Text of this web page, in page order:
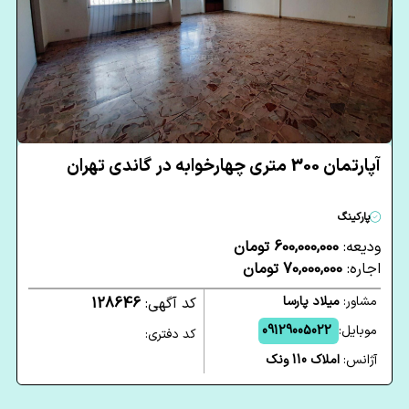
آپارتمان 300 متری چهارخوابه در گاندی تهران
پارکینگ
ودیعه: 600,000,000 تومان
اجاره: 70,000,000 تومان
مشاور:میلاد پارسا
موبایل: 09129005022
آژانس:املاک 110 ونک
کد آگهی: 128646
کد دفتری: